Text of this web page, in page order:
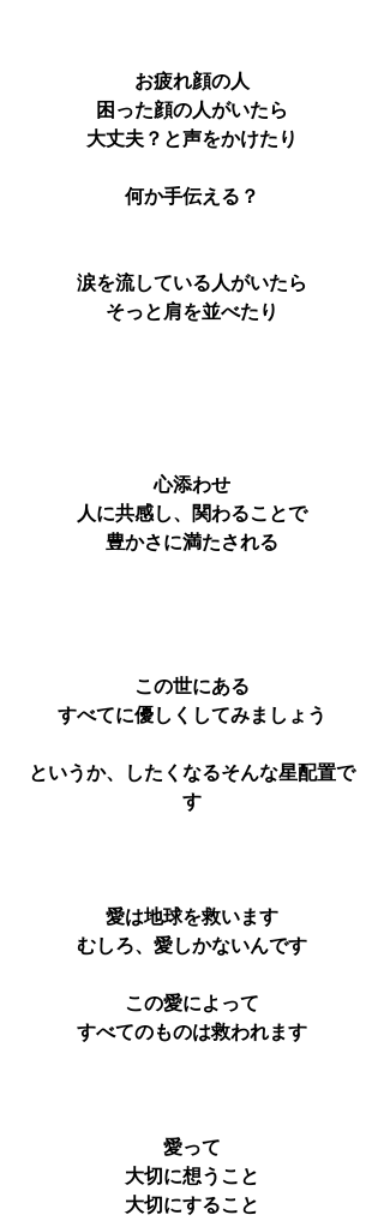
お疲れ顔の人
困った顔の人がいたら
大丈夫？と声をかけたり
何か手伝える？
涙を流している人がいたら
そっと肩を並べたり
心添わせ
人に共感し、関わることで
豊かさに満たされる
この世にある
すべてに優しくしてみましょう
というか、したくなるそんな星配置で
す
愛は地球を救います
むしろ、愛しかないんです
この愛によって
すべてのものは救われます
愛って
大切に想うこと
大切にすること